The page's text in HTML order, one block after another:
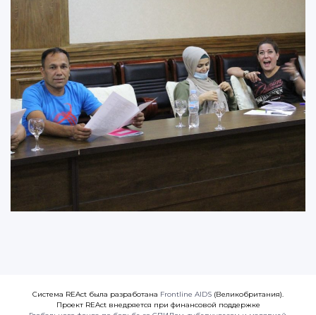
Система REAct была разработана Frontline AIDS (Великобритания).
Проект REAct внедряется при финансовой поддержке